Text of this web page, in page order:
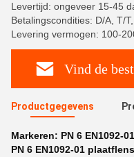
Levertijd: ongeveer 15-45
Betalingscondities: D/A, T/
Levering vermogen: 100-
Vind de
Productgegevens
Markeren: PN 6 EN1092-
PN 6 EN1092-01